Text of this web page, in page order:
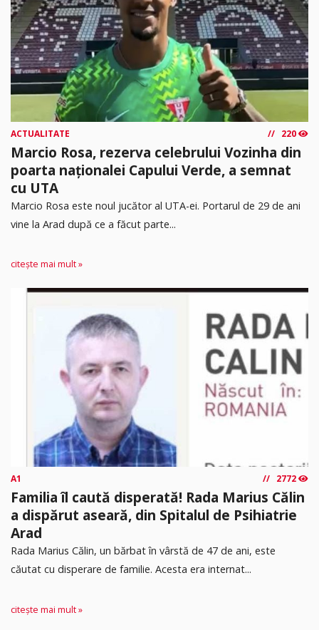
ACTUALITATE 220
Marcio Rosa, rezerva celebrului Vozinha din
poarta naționalei Capului Verde, a semnat
cu UTA
Marcio Rosa este noul jucător al UTA-ei. Portarul de 29 de ani
vine la Arad după ce a făcut parte...
citește mai mult »
A1 2772
Familia îl caută disperată! Rada Marius Călin
a dispărut aseară, din Spitalul de Psihiatrie
Arad
Rada Marius Călin, un bărbat în vârstă de 47 de ani, este
căutat cu disperare de familie. Acesta era internat...
citește mai mult »